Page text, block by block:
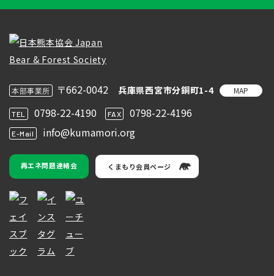
本部事業所 〒662-0042 兵庫県西宮市分銅町1-4 MAP
TEL 0798-22-4190 FAX 0798-22-4196
E-Mail info@kumamori.org
再エネ問題連絡会 くまもり会員ページ